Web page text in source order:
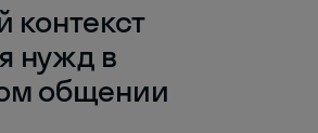
контекст
нужд в
общении